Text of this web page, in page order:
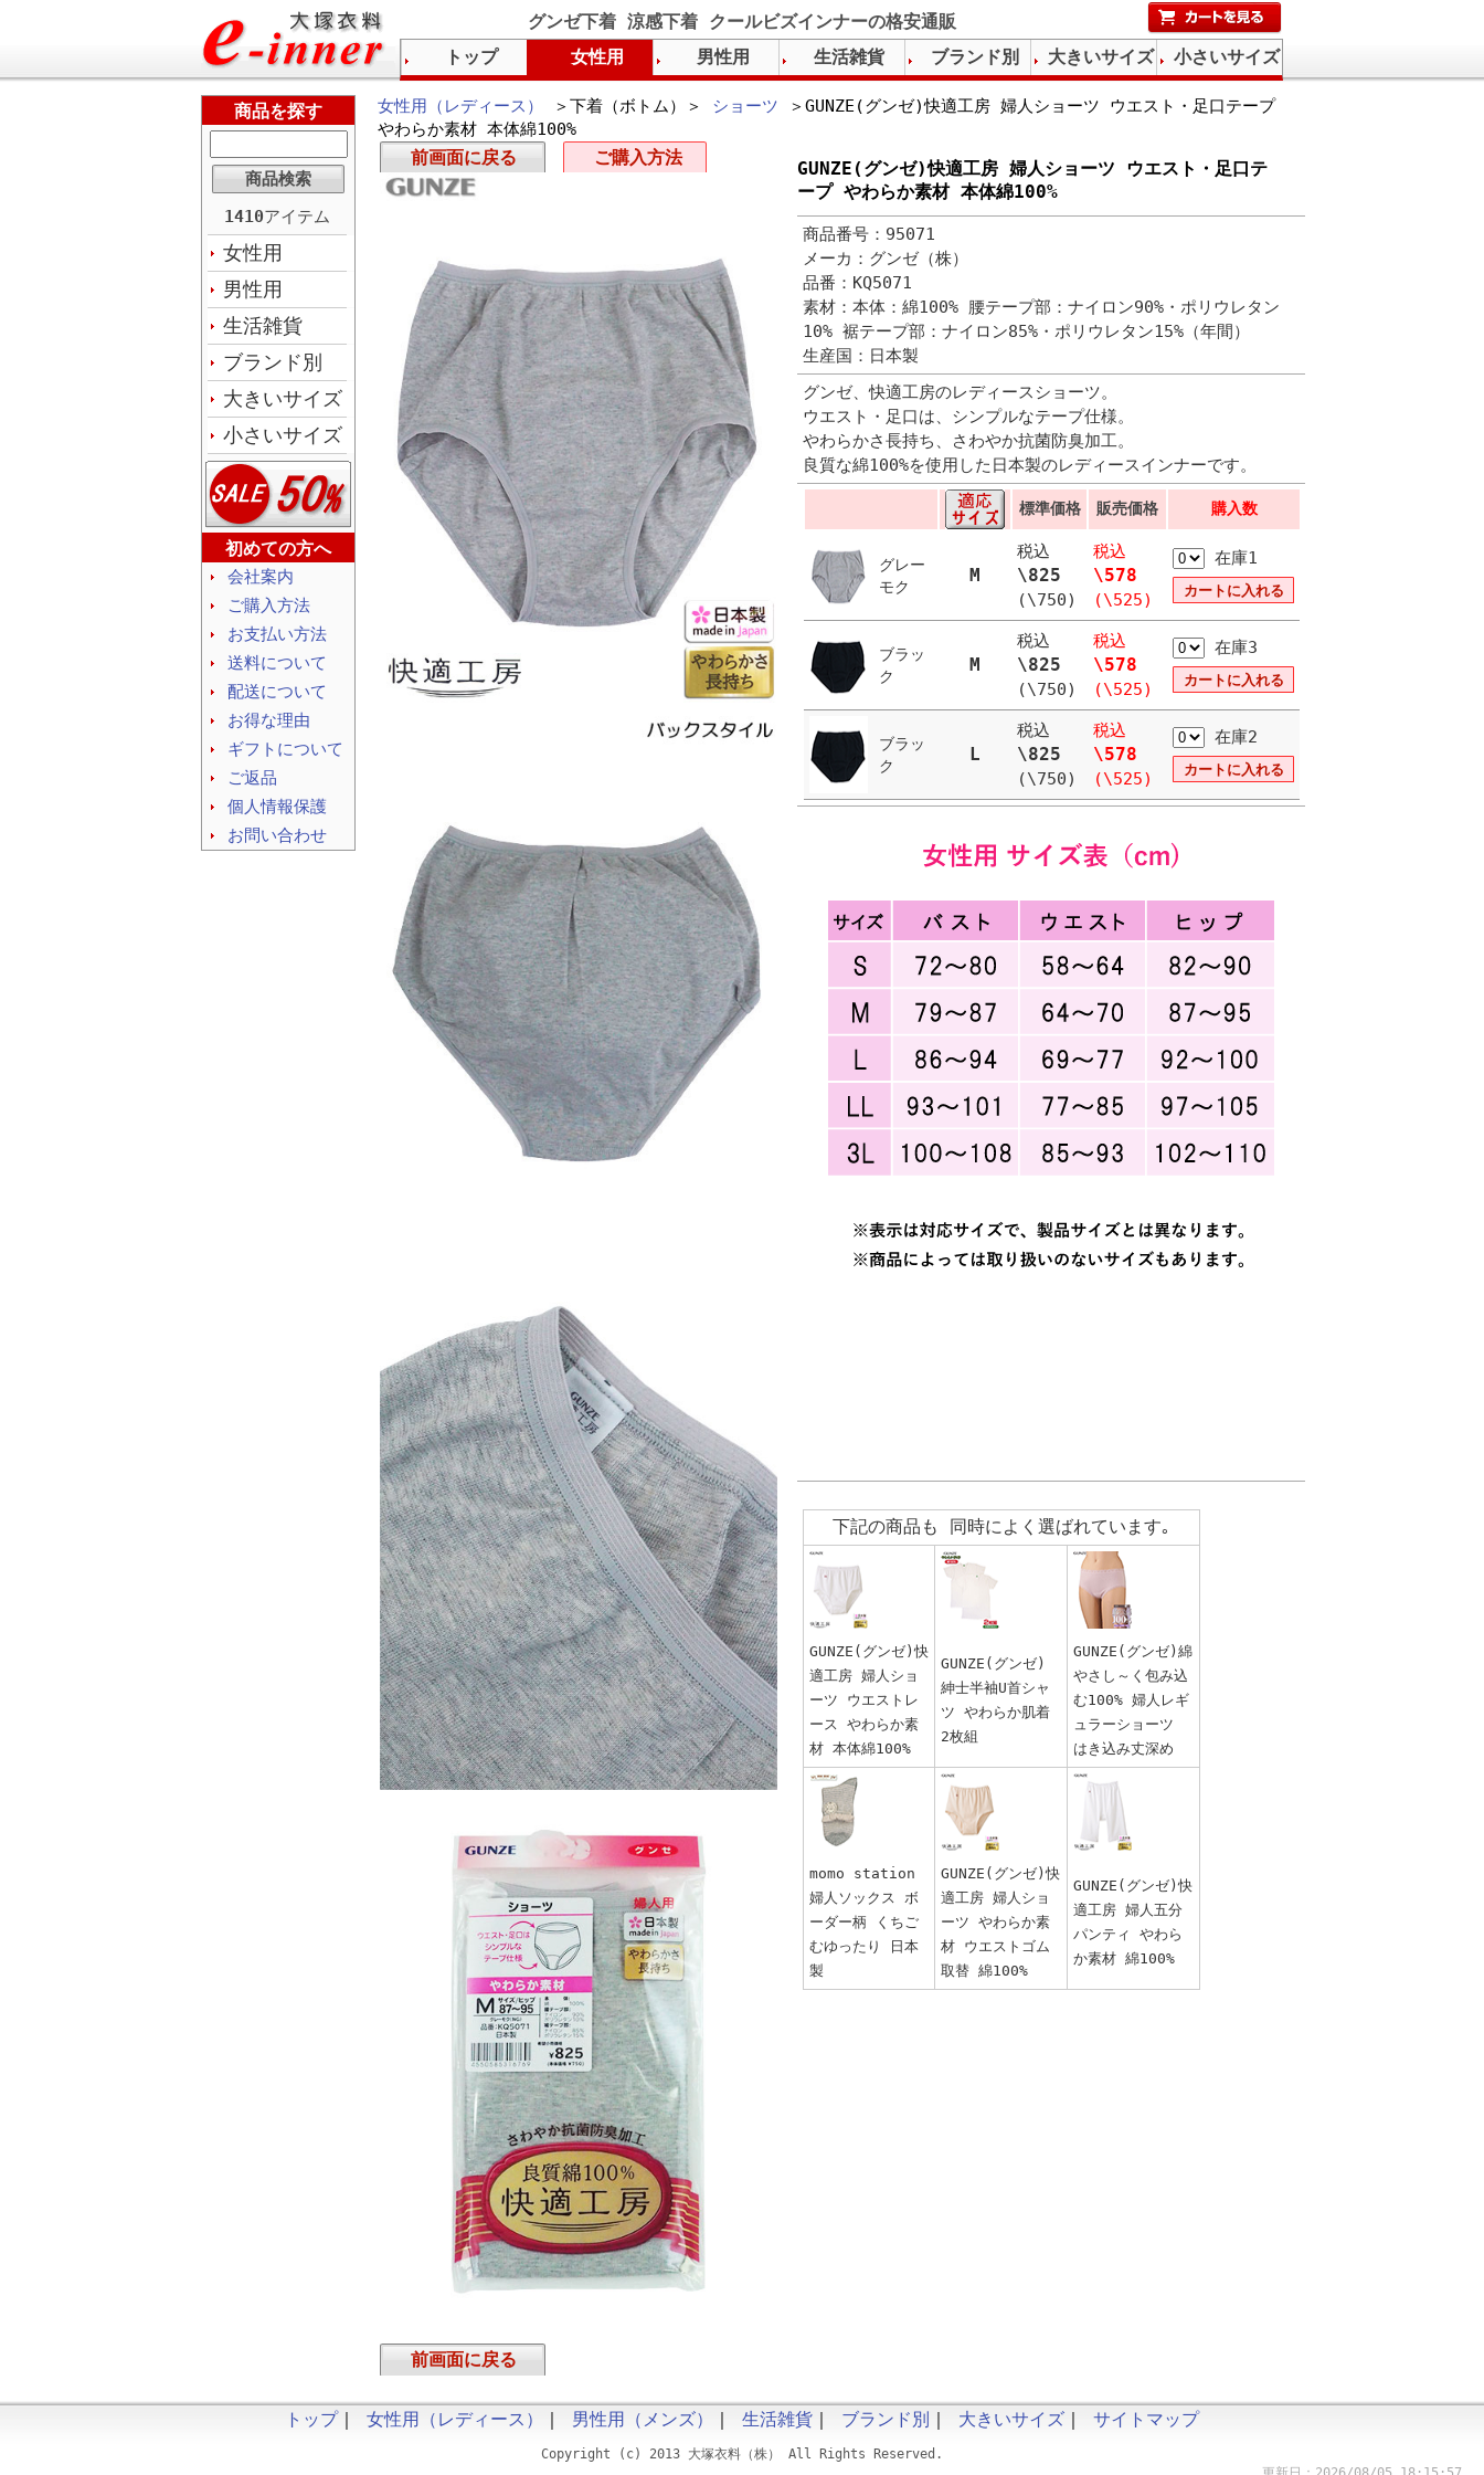
グンゼ下着 涼感下着 クールビズインナーの格安通販
女性用（レディース） ＞下着（ボトム）＞ ショーツ ＞GUNZE(グンゼ)快適工房 婦人ショーツ ウエスト・足口テープ
やわらか素材 本体綿100%
GUNZE(グンゼ)快適工房 婦人ショーツ ウエスト・足口テ
ープ やわらか素材 本体綿100%
商品番号：95071
メーカ：グンゼ（株）
品番：KQ5071
素材：本体：綿100% 腰テープ部：ナイロン90%・ポリウレタン
10% 裾テープ部：ナイロン85%・ポリウレタン15%（年間）
生産国：日本製
グンゼ、快適工房のレディースショーツ。
ウエスト・足口は、シンプルなテープ仕様。
やわらかさ長持ち、さわやか抗菌防臭加工。
良質な綿100%を使用した日本製のレディースインナーです。
標準価格 販売価格 購入数
グレー
モク
M
税込
\825
(\750)
税込
\578
(\525)
在庫1
ブラッ
ク
M
税込
\825
(\750)
税込
\578
(\525)
在庫3
ブラッ
ク
L
税込
\825
(\750)
税込
\578
(\525)
在庫2
下記の商品も 同時によく選ばれています｡
GUNZE(グンゼ)快
適工房 婦人ショ
ーツ ウエストレ
ース やわらか素
材 本体綿100%
GUNZE(グンゼ)
紳士半袖U首シャ
ツ やわらか肌着
2枚組
GUNZE(グンゼ)綿
やさし～く包み込
む100% 婦人レギ
ュラーショーツ
はき込み丈深め
momo station
婦人ソックス ボ
ーダー柄 くちご
むゆったり 日本
製
GUNZE(グンゼ)快
適工房 婦人ショ
ーツ やわらか素
材 ウエストゴム
取替 綿100%
GUNZE(グンゼ)快
適工房 婦人五分
パンティ やわら
か素材 綿100%
前画面に戻る ご購入方法
前画面に戻る
商品を探す
1410アイテム
女性用
男性用
生活雑貨
ブランド別
大きいサイズ
小さいサイズ
初めての方へ
会社案内
ご購入方法
お支払い方法
送料について
配送について
お得な理由
ギフトについて
ご返品
個人情報保護
お問い合わせ
トップ 女性用 男性用 生活雑貨 ブランド別 大きいサイズ 小さいサイズ
トップ｜ 女性用（レディース） ｜ 男性用（メンズ） ｜ 生活雑貨 ｜ ブランド別 ｜ 大きいサイズ ｜ サイトマップ
Copyright (c) 2013 大塚衣料（株） All Rights Reserved.